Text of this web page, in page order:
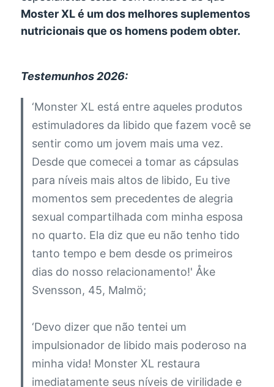
Moster XL é um dos melhores suplementos
nutricionais que os homens podem obter.
Testemunhos 2026:
‘Monster XL está entre aqueles produtos
estimuladores da libido que fazem você se
sentir como um jovem mais uma vez.
Desde que comecei a tomar as cápsulas
para níveis mais altos de libido, Eu tive
momentos sem precedentes de alegria
sexual compartilhada com minha esposa
no quarto. Ela diz que eu não tenho tido
tanto tempo e bem desde os primeiros
dias do nosso relacionamento!' Åke
Svensson, 45, Malmö;
‘Devo dizer que não tentei um
impulsionador de libido mais poderoso na
minha vida! Monster XL restaura
imediatamente seus níveis de virilidade e